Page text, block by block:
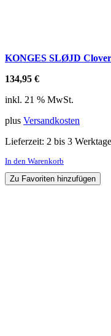
KONGES SLØJD
134,95 €
inkl. 21 % MwSt.
plus Versandkosten
Lieferzeit: 2 bis 3 Werktage
In den Warenkorb
Zu Favoriten hinzufügen